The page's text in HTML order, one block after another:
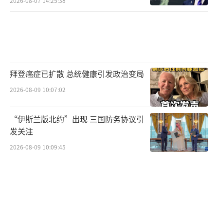
拜登癌症已扩散 总统健康引发政治变局
2026-08-09 10:07:02
“伊斯兰版北约”出现 三国防务协议引
发关注
2026-08-09 10:09:45